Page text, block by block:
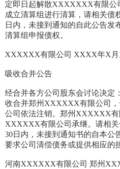
定即日起解散XXXXXXX有限
成立清算组进行清算，请相关债
日内，未接到通知的自此公告发
清算组申报债权。
XXXXXX有限公司 XXXX年X月
吸收合并公告
经合并各方公司股东会讨论决
收合并郑州XXXXXX有限公司
公司依法注销。郑州XXXXXX
XXXXXX有限公司承继。请相
30日内，未接到通知书的自本公
要求公司清偿债务或提供相应的
河南XXXXXX有限公司 郑州